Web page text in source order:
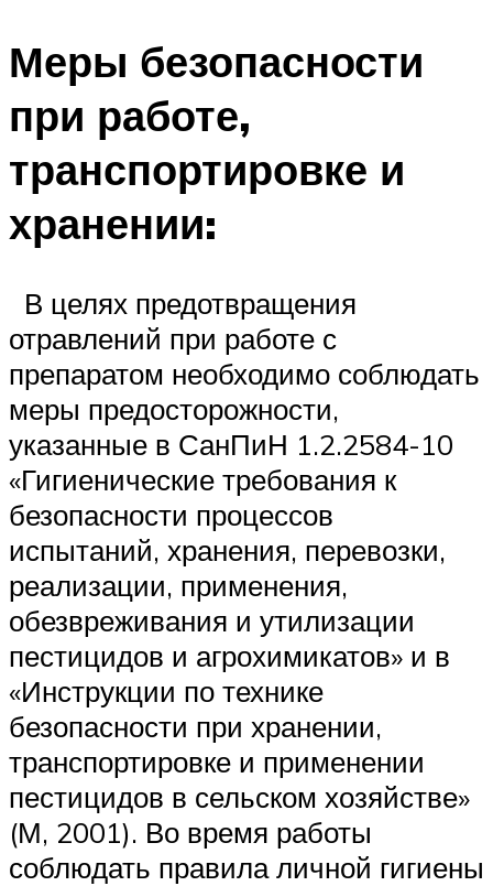
Меры безопасности
при работе,
транспортировке и
хранении:
В целях предотвращения
отравлений при работе с
препаратом необходимо соблюдать
меры предосторожности,
указанные в СанПиН 1.2.2584-10
«Гигиенические требования к
безопасности процессов
испытаний, хранения, перевозки,
реализации, применения,
обезвреживания и утилизации
пестицидов и агрохимикатов» и в
«Инструкции по технике
безопасности при хранении,
транспортировке и применении
пестицидов в сельском хозяйстве»
(М, 2001). Во время работы
соблюдать правила личной гигиены